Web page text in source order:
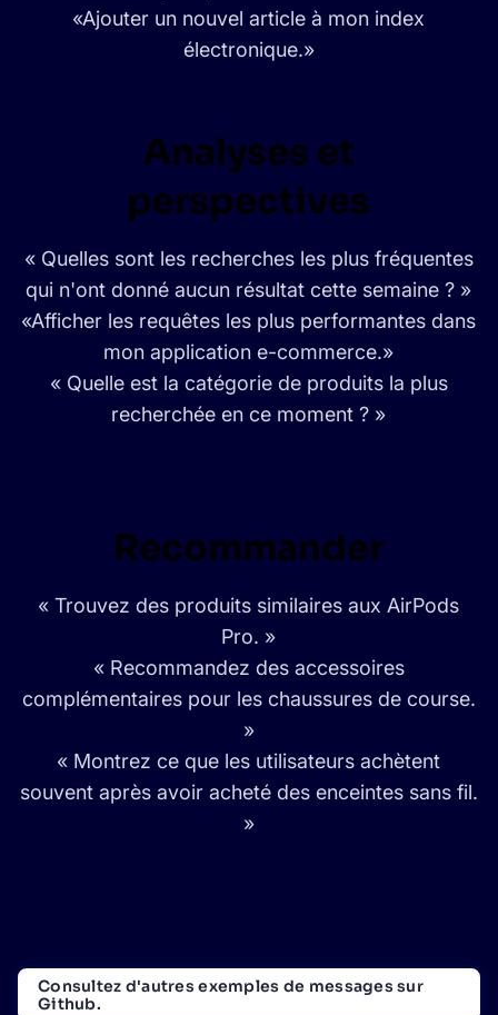
«Ajouter un nouvel article à mon index
électronique.»
Analyses et
perspectives
« Quelles sont les recherches les plus fréquentes
qui n'ont donné aucun résultat cette semaine ? »
«Afficher les requêtes les plus performantes dans
mon application e-commerce.»
« Quelle est la catégorie de produits la plus
recherchée en ce moment ? »
Recommander
« Trouvez des produits similaires aux AirPods
Pro. »
« Recommandez des accessoires
complémentaires pour les chaussures de course.
»
« Montrez ce que les utilisateurs achètent
souvent après avoir acheté des enceintes sans fil.
»
Consultez d'autres exemples de messages sur
Github.